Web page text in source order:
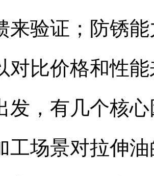
来验证；防锈
对比价格和性
发，有几个核
工场景对拉伸